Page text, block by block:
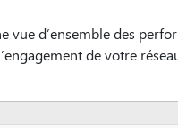
vue d’ensemble des
de votre